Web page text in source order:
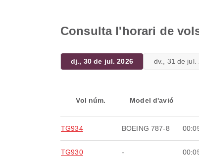
Consulta l'horari de
dj., 30 de jul. 2026 dv., 31 de jul.
Vol núm. Model d'avió
TG934 BOEING 787-8
TG930 -